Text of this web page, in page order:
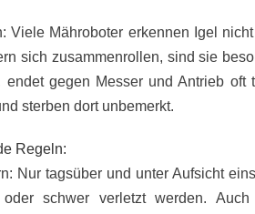
Viele Mähroboter erkennen Igel
sich zusammenrollen, sind sie
gegen Messer und Antrieb oft
sterben dort unbemerkt.
Regeln:
Nur tagsüber und unter Aufsicht
schwer verletzt werden.